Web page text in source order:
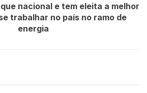
nacional e tem eleita a melhor
trabalhar no país no ramo de
energia